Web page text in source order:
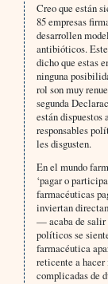
Creo que están
85 empresas
desarrollen
antibióticos.
dicho que estas
ninguna
rol son muy
segunda
están dispuestos
responsables
les disgusten.
En el mundo
‘pagar o
farmacéuticas
inviertan
— acaba de salir
políticos se
farmacéutica
reticente a
complicadas de